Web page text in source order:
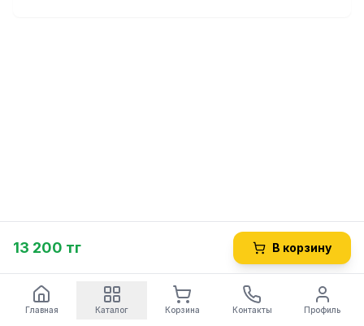
13 200 тг В корзину
Главная Каталог Корзина Контакты Профиль